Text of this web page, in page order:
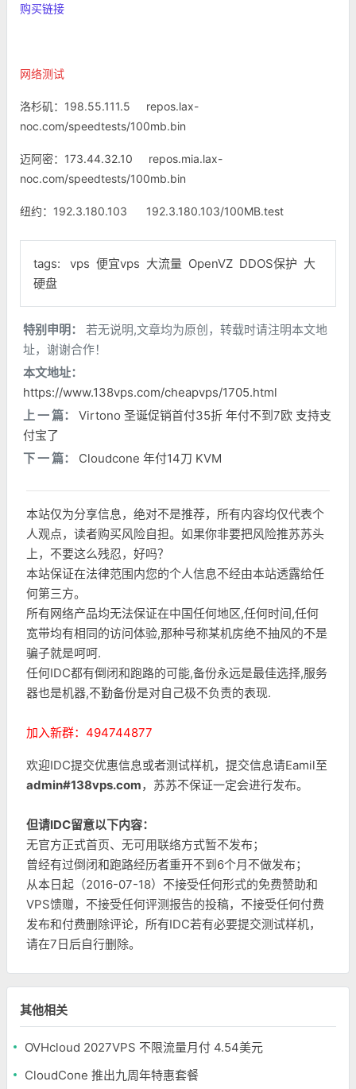
购买链接
网络测试
洛杉矶：198.55.111.5 repos.lax-
noc.com/speedtests/100mb.bin
迈阿密：173.44.32.10 repos.mia.lax-
noc.com/speedtests/100mb.bin
纽约：192.3.180.103 192.3.180.103/100MB.test
tags: vps 便宜vps 大流量 OpenVZ DDOS保护 大
硬盘
特别申明：
若无说明,文章均为原创，转载时请注明本文地
址，谢谢合作！
本文地址：
https://www.138vps.com/cheapvps/1705.html
上 一 篇：
Virtono 圣诞促销首付35折 年付不到7欧 支持支
付宝了
下 一 篇：
Cloudcone 年付14刀 KVM
本站仅为分享信息，绝对不是推荐，所有内容均仅代表个
人观点，读者购买风险自担。如果你非要把风险推苏苏头
上，不要这么残忍，好吗？
本站保证在法律范围内您的个人信息不经由本站透露给任
何第三方。
所有网络产品均无法保证在中国任何地区,任何时间,任何
宽带均有相同的访问体验,那种号称某机房绝不抽风的不是
骗子就是呵呵.
任何IDC都有倒闭和跑路的可能,备份永远是最佳选择,服务
器也是机器,不勤备份是对自己极不负责的表现.
加入新群：494744877
欢迎IDC提交优惠信息或者测试样机，提交信息请Eamil至
admin#138vps.com，苏苏不保证一定会进行发布。
但请IDC留意以下内容：
无官方正式首页、无可用联络方式暂不发布；
曾经有过倒闭和跑路经历者重开不到6个月不做发布；
从本日起（2016-07-18）不接受任何形式的免费赞助和
VPS馈赠，不接受任何评测报告的投稿，不接受任何付费
发布和付费删除评论，所有IDC若有必要提交测试样机，
请在7日后自行删除。
其他相关
OVHcloud 2027VPS 不限流量月付 4.54美元
CloudCone 推出九周年特惠套餐